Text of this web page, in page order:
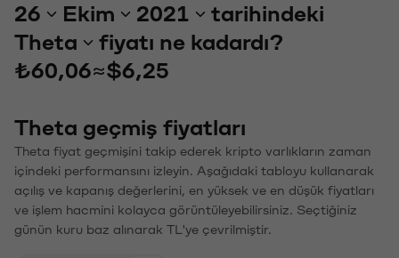
26 Ekim 2021
tarihindeki
Theta
fiyatı ne kadardı?
₺60,06≈$6,25
Theta geçmiş fiyatları
Theta fiyat geçmişini takip ederek kripto varlıkların zaman
içindeki performansını izleyin. Aşağıdaki tabloyu kullanarak
açılış ve kapanış değerlerini, en yüksek ve en düşük fiyatları
ve işlem hacmini kolayca görüntüleyebilirsiniz. Seçtiğiniz
günün kuru baz alınarak TL'ye çevrilmiştir.